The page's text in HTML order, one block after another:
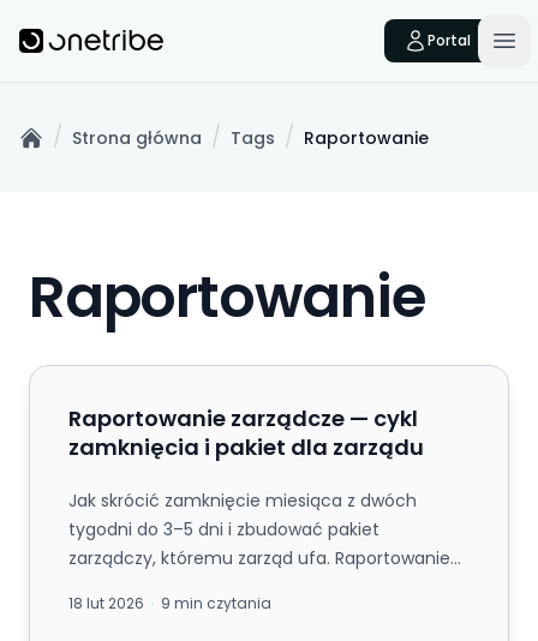
Onetribe
Portal
/ Strona główna / Tags / Raportowanie
Raportowanie
Raportowanie zarządcze — cykl zamknięcia i
Raportowanie zarządcze — cykl
zamknięcia i pakiet dla zarządu
Jak skrócić zamknięcie miesiąca z dwóch
tygodni do 3–5 dni i zbudować pakiet
zarządczy, któremu zarząd ufa. Raportowanie
18 lut 2026 9 min czytania